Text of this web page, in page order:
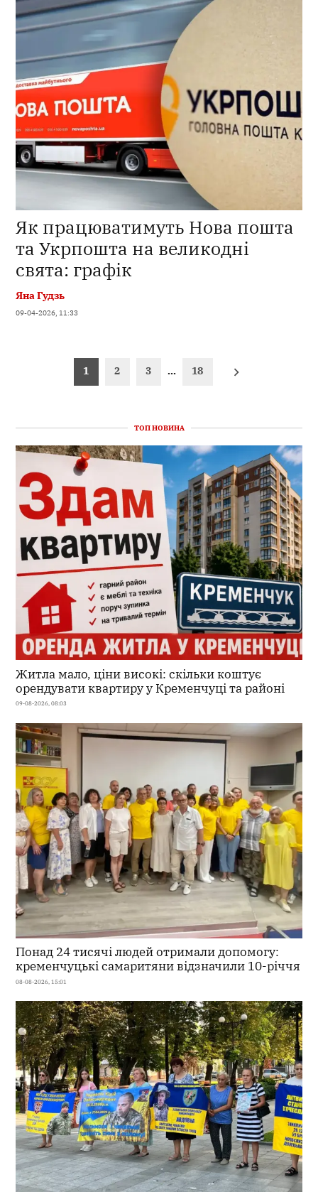
Як працюватимуть Нова пошта
та Укрпошта на великодні
свята: графік
Яна Гудзь
09-04-2026, 11:33
1 2 3 … 18
ТОП НОВИНА
Житла мало, ціни високі: скільки коштує
орендувати квартиру у Кременчуці та районі
09-08-2026, 08:03
Понад 24 тисячі людей отримали допомогу:
кременчуцькі самаритяни відзначили 10-річчя
08-08-2026, 15:01